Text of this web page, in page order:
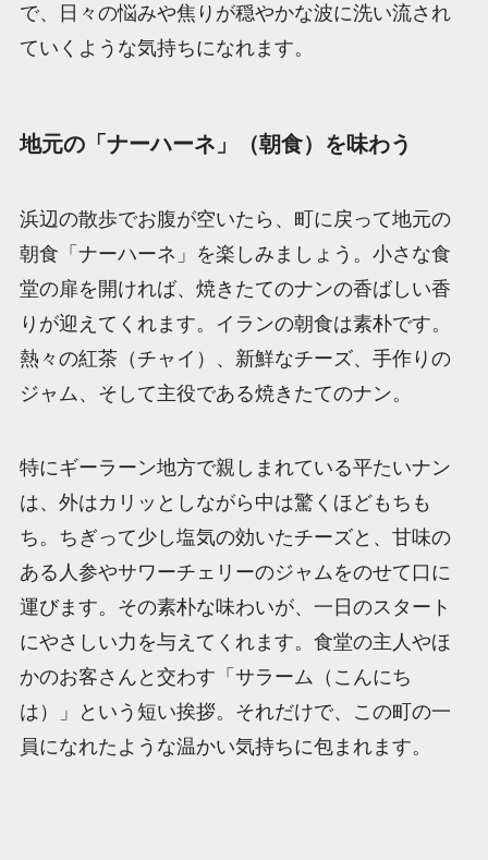
で、日々の悩みや焦りが穏やかな波に洗い流され
ていくような気持ちになれます。
地元の「ナーハーネ」（朝食）を味わう
浜辺の散歩でお腹が空いたら、町に戻って地元の
朝食「ナーハーネ」を楽しみましょう。小さな食
堂の扉を開ければ、焼きたてのナンの香ばしい香
りが迎えてくれます。イランの朝食は素朴です。
熱々の紅茶（チャイ）、新鮮なチーズ、手作りの
ジャム、そして主役である焼きたてのナン。
特にギーラーン地方で親しまれている平たいナン
は、外はカリッとしながら中は驚くほどもちも
ち。ちぎって少し塩気の効いたチーズと、甘味の
ある人参やサワーチェリーのジャムをのせて口に
運びます。その素朴な味わいが、一日のスタート
にやさしい力を与えてくれます。食堂の主人やほ
かのお客さんと交わす「サラーム（こんにち
は）」という短い挨拶。それだけで、この町の一
員になれたような温かい気持ちに包まれます。